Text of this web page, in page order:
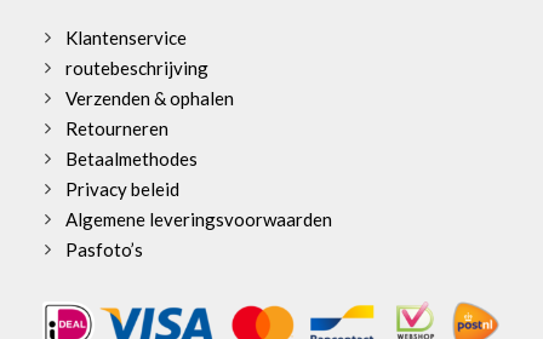
Klantenservice
routebeschrijving
Verzenden & ophalen
Retourneren
Betaalmethodes
Privacy beleid
Algemene leveringsvoorwaarden
Pasfoto’s